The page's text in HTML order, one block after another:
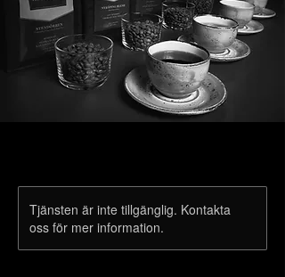
Tjänsten är inte tillgänglig. Kontakta
oss för mer information.